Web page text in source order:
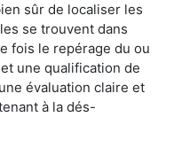
sûr de localiser les
se trouvent dans
fois le repérage du ou
une qualification de
évaluation claire et
à la dés-